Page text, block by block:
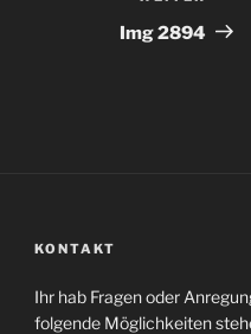
Img 2894
KONTAKT
Ihr hab Fragen oder
folgende Möglichkeiten